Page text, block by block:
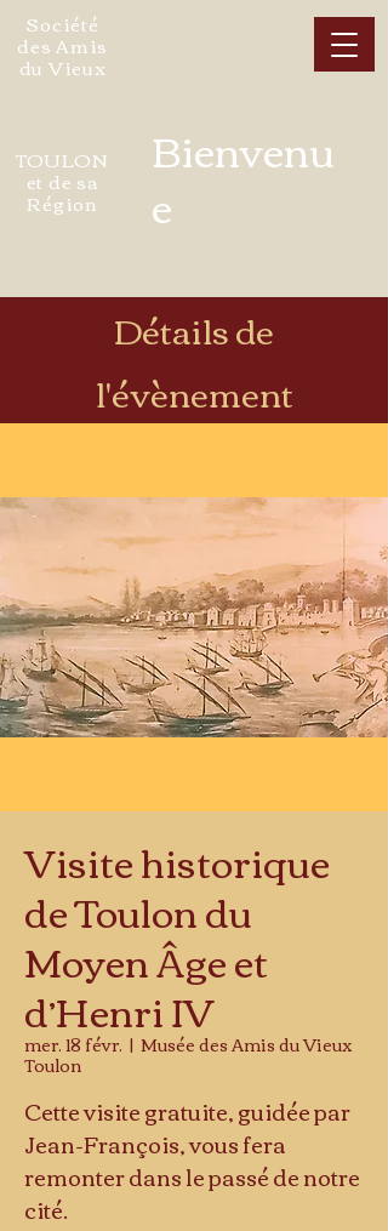
Société
des Amis
du Vieux
TOULON
et de sa
Région
Bienvenu
e
Détails de
l'évènement
Visite historique
de Toulon du
Moyen Âge et
d’Henri IV
mer. 18 févr.
  |
Musée des Amis du Vieux
Toulon
Cette visite gratuite, guidée par
Jean-François, vous fera
remonter dans le passé de notre
cité.